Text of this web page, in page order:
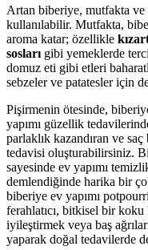
Artan biberiye, mutfakta ve
kullanılabilir. Mutfakta,
aroma katar; özellikle
sosları gibi yemeklerde
domuz eti gibi etleri
sebzeler ve patatesler için
Pişirmenin ötesinde,
yapımı güzellik
parlaklık kazandıran ve
tedavisi oluşturabilirsiniz.
sayesinde ev yapımı
demlendiğinde harika bir
biberiye ev yapımı
ferahlatıcı, bitkisel bir
iyileştirmek veya baş
yaparak doğal tedavilerde